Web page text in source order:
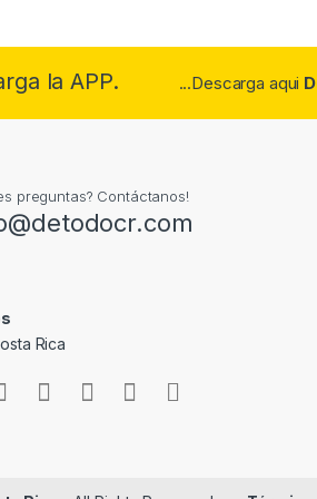
la APP. ...Descarga aqui
preguntas? Contáctanos!
Rica